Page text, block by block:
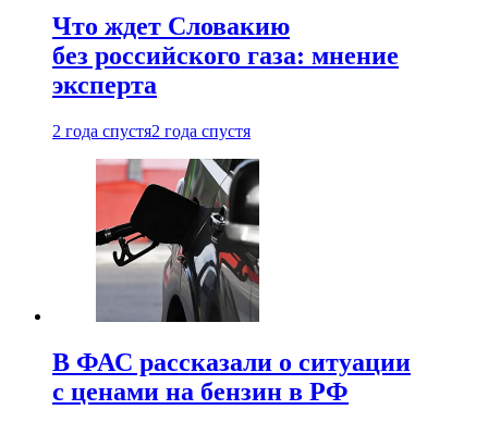
Что ждет Словакию
без российского газа: мнение
эксперта
2 года спустя2 года спустя
В ФАС рассказали о ситуации
с ценами на бензин в РФ